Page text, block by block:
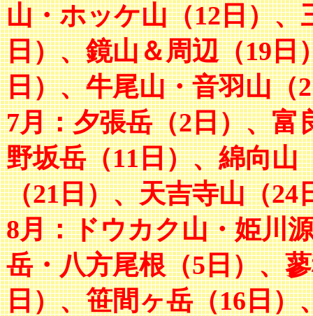
山・ホッケ山（12日）、
日）、鏡山＆周辺（19日
日）、牛尾山・音羽山（
7月：夕張岳（2日）、富
野坂岳（11日）、綿向山
（21日）、天吉寺山（24
8月：ドウカク山・姫川
岳・八方尾根（5日）、
日）、笹間ヶ岳（16日）